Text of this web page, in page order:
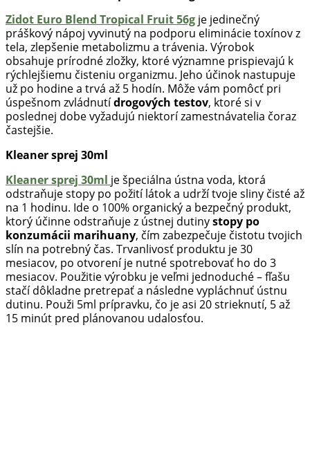
Zidot Euro Blend Tropical Fruit 56g je jedinečný
práškový nápoj vyvinutý na podporu eliminácie toxínov z
tela, zlepšenie metabolizmu a trávenia. Výrobok
obsahuje prírodné zložky, ktoré významne prispievajú k
rýchlejšiemu čisteniu organizmu. Jeho účinok nastupuje
už po hodine a trvá až 5 hodín. Môže vám pomôcť pri
úspešnom zvládnutídrogových testov, ktoré si v
poslednej dobe vyžadujú niektorí zamestnávatelia čoraz
častejšie.
Kleaner sprej 30ml
Kleaner sprej 30ml je špeciálna ústna voda, ktorá
odstraňuje stopy po požití látok a udrží tvoje sliny čisté až
na 1 hodinu. Ide o 100% organický a bezpečný produkt,
ktorý účinne odstraňuje z ústnej dutinystopy po
konzumácii marihuany, čím zabezpečuje čistotu tvojich
slín na potrebný čas. Trvanlivosť produktu je 30
mesiacov, po otvorení je nutné spotrebovať ho do 3
mesiacov. Použitie výrobku je veľmi jednoduché – fľašu
stačí dôkladne pretrepať a následne vypláchnuť ústnu
dutinu. Použi 5ml prípravku, čo je asi 20 strieknutí, 5 až
15 minút pred plánovanou udalosťou.